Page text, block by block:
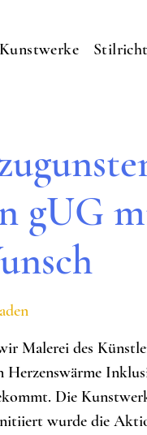
Kunstwerke
gUG
Malerei des
Herzenswärme
Die
wurde die